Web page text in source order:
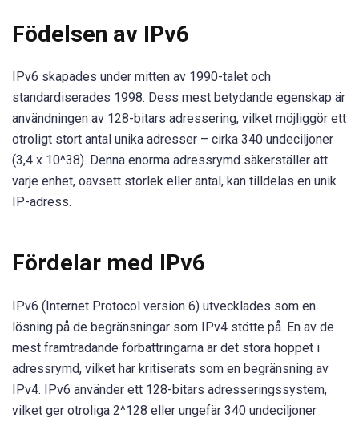
Födelsen av IPv6
IPv6 skapades under mitten av 1990-talet och
standardiserades 1998. Dess mest betydande egenskap är
användningen av 128-bitars adressering, vilket möjliggör ett
otroligt stort antal unika adresser – cirka 340 undeciljoner
(3,4 x 10^38). Denna enorma adressrymd säkerställer att
varje enhet, oavsett storlek eller antal, kan tilldelas en unik
IP-adress.
Fördelar med IPv6
IPv6 (Internet Protocol version 6) utvecklades som en
lösning på de begränsningar som IPv4 stötte på. En av de
mest framträdande förbättringarna är det stora hoppet i
adressrymd, vilket har kritiserats som en begränsning av
IPv4. IPv6 använder ett 128-bitars adresseringssystem,
vilket ger otroliga 2^128 eller ungefär 340 undeciljoner